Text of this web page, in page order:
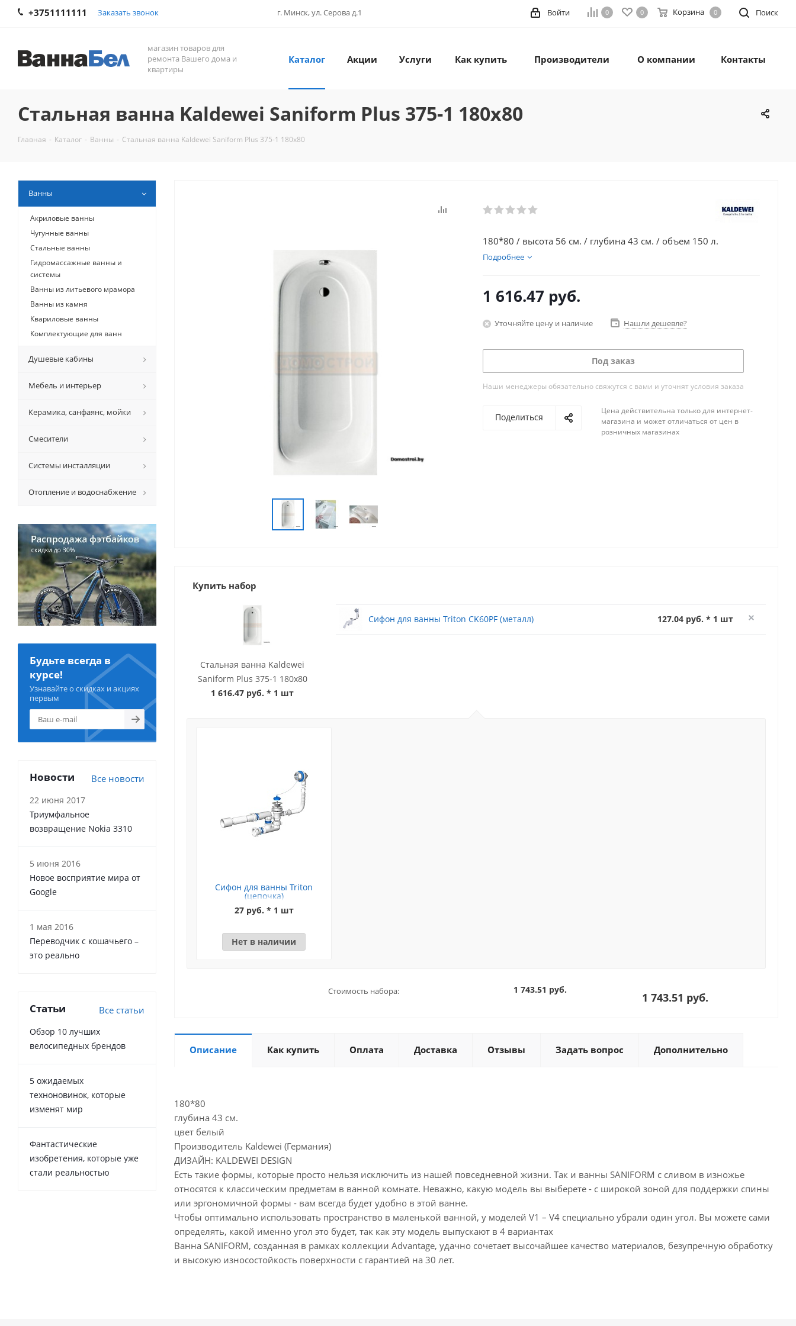
+3751111111 Заказать звонок г. Минск, ул. Серова д.1 Поиск
0 0 Корзина 0
Войти
магазин товаров для
ремонта Вашего дома и
квартиры
Каталог Акции Услуги Как купить Производители О компании Контакты
Стальная ванна Kaldewei Saniform Plus 375-1 180x80
Главная - Каталог - Ванны - Стальная ванна Kaldewei Saniform Plus 375-1 180x80
180*80 / высота 56 см. / глубина 43 см. / объем 150 л.
Подробнее
1 616.47 руб.
Уточняйте цену и наличие Нашли дешевле?
Под заказ
Наши менеджеры обязательно свяжутся с вами и уточнят условия заказа
Поделиться
Цена действительна только для интернет-
магазина и может отличаться от цен в
розничных магазинах
Купить набор
Стальная ванна Kaldewei
Saniform Plus 375-1 180x80
1 616.47 руб. * 1 шт
Сифон для ванны Triton CK60PF (металл) 127.04 руб. * 1 шт
Сифон для ванны Triton
(цепочка)
27 руб. * 1 шт
Нет в наличии
Стоимость набора: 1 743.51 руб.
1 743.51 руб.
Описание Как купить Оплата Доставка Отзывы Задать вопрос Дополнительно
180*80
глубина 43 см.
цвет белый
Производитель Kaldewei (Германия)
ДИЗАЙН: KALDEWEI DESIGN
Есть такие формы, которые просто нельзя исключить из нашей повседневной жизни. Так и ванны SANIFORM с сливом в изножье
относятся к классическим предметам в ванной комнате. Неважно, какую модель вы выберете - с широкой зоной для поддержки спины
или эргономичной формы - вам всегда будет удобно в этой ванне.
Чтобы оптимально использовать пространство в маленькой ванной, у моделей V1 – V4 специально убрали один угол. Вы можете сами
определять, какой именно угол это будет, так как эту модель выпускают в 4 вариантах
Ванна SANIFORM, созданная в рамках коллекции Advantage, удачно сочетает высочайшее качество материалов, безупречную обработку
и высокую износостойкость поверхности с гарантией на 30 лет.
Ванны
Акриловые ванны
Чугунные ванны
Стальные ванны
Гидромассажные ванны и
системы
Ванны из литьевого мрамора
Ванны из камня
Квариловые ванны
Комплектующие для ванн
Душевые кабины
Мебель и интерьер
Керамикa, санфаянс, мойки
Смесители
Системы инсталляции
Отопление и водоснабжение
Будьте всегда в
курсе!
Узнавайте о скидках и акциях
первым
Новости Все новости
22 июня 2017
Триумфальное
возвращение Nokia 3310
5 июня 2016
Новое восприятие мира от
Google
1 мая 2016
Переводчик с кошачьего –
это реально
Статьи Все статьи
Обзор 10 лучших
велосипедных брендов
5 ожидаемых
техноновинок, которые
изменят мир
Фантастические
изобретения, которые уже
стали реальностью